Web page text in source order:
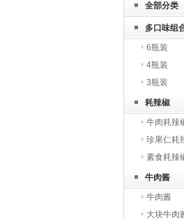
全部分类
多口味组
6瓶装
4瓶装
3瓶装
耗辣椒
牛肉耗辣
珍果仁耗
素食耗辣
牛肉酱
牛肉酱
大块牛肉